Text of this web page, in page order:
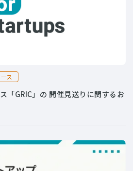
ス
「GRIC」の 開催見送りに関するお